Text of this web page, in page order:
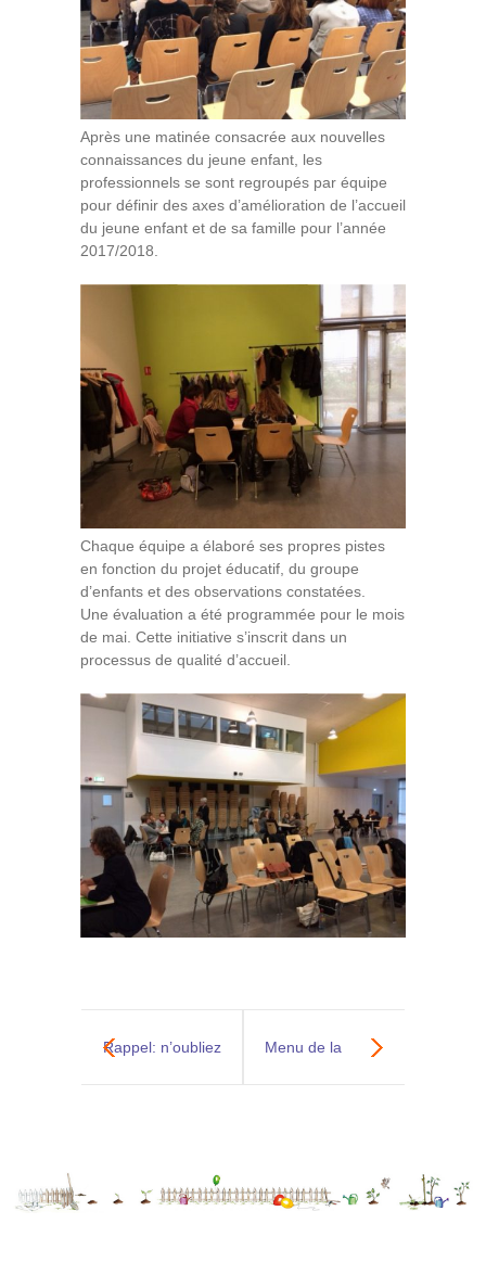
Après une matinée consacrée aux nouvelles
connaissances du jeune enfant, les
professionnels se sont regroupés par équipe
pour définir des axes d’amélioration de l’accueil
du jeune enfant et de sa famille pour l’année
2017/2018.
Chaque équipe a élaboré ses propres pistes
en fonction du projet éducatif, du groupe
d’enfants et des observations constatées.
Une évaluation a été programmée pour le mois
de mai. Cette initiative s’inscrit dans un
processus de qualité d’accueil.
Rappel: n’oubliez Menu de la